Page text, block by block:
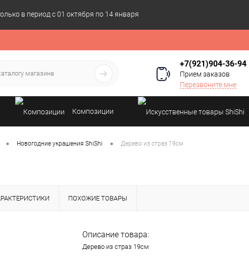
в период с 01 октября по 14 января
+7(921)904-36-94
Прием заказов
Перезвоните мне
Композиции
• Новогодние украшения ShiShi • Дерево из страз 19см
ПОХОЖИЕ ТОВАРЫ
Описание товара:
Дерево из страз 19см